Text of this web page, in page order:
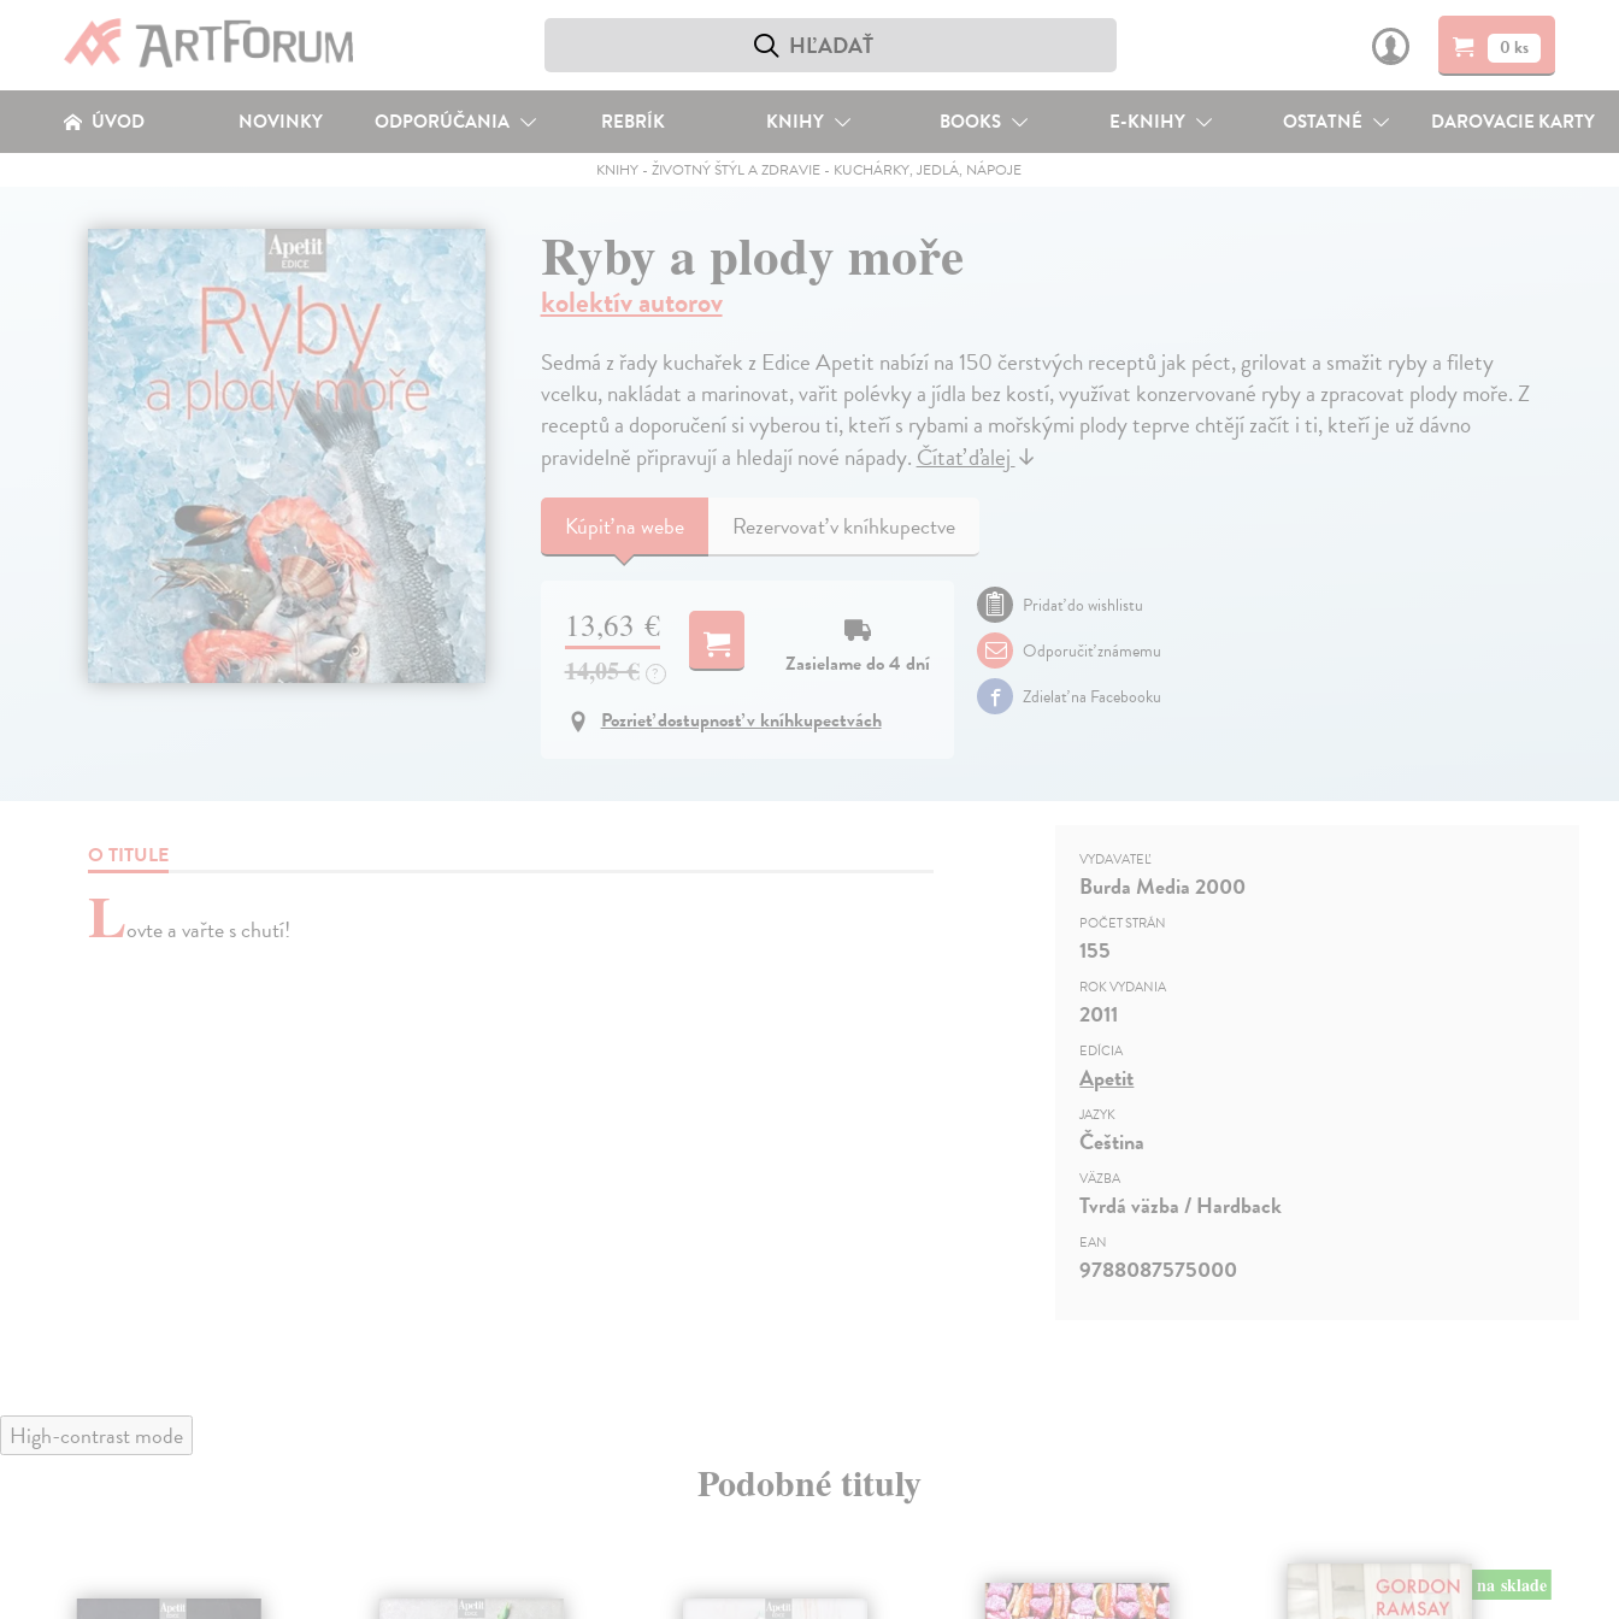
0 ks
ÚVOD NOVINKY ODPORÚČANIA REBRÍK KNIHY BOOKS E-KNIHY OSTATNÉ DAROVACIE KARTY
KNIHY -ŽIVOTNÝ ŠTÝL A ZDRAVIE - KUCHÁRKY, JEDLÁ, NÁPOJE
Ryby a plody moře
kolektív autorov
Sedmá z řady kuchařek z Edice Apetit nabízí na 150 čerstvých receptů jak péct, grilovat a smažit ryby a filety
vcelku, nakládat a marinovat, vařit polévky a jídla bez kostí, využívat konzervované ryby a zpracovat plody moře. Z
receptů a doporučení si vyberou ti, kteří s rybami a mořskými plody teprve chtějí začít i ti, kteří je už dávno
pravidelně připravují a hledají nové nápady.Čítať ďalej↓
Kúpiťna webe Rezervovať v kníhkupectve
13,63 €
14,05 € ?
Zasielame do 4 dní
Pozrieť dostupnosť v kníhkupectvách
Pridať do wishlistu
Odporučiť známemu
Zdielať na Facebooku
O TITULE
Lovte a vařte s chutí!
VYDAVATEĽ
Burda Media 2000
POČET STRÁN
155
ROK VYDANIA
2011
EDÍCIA
Apetit
JAZYK
Čeština
VÄZBA
Tvrdá väzba / Hardback
EAN
9788087575000
High-contrast mode
Podobné tituly
na sklade